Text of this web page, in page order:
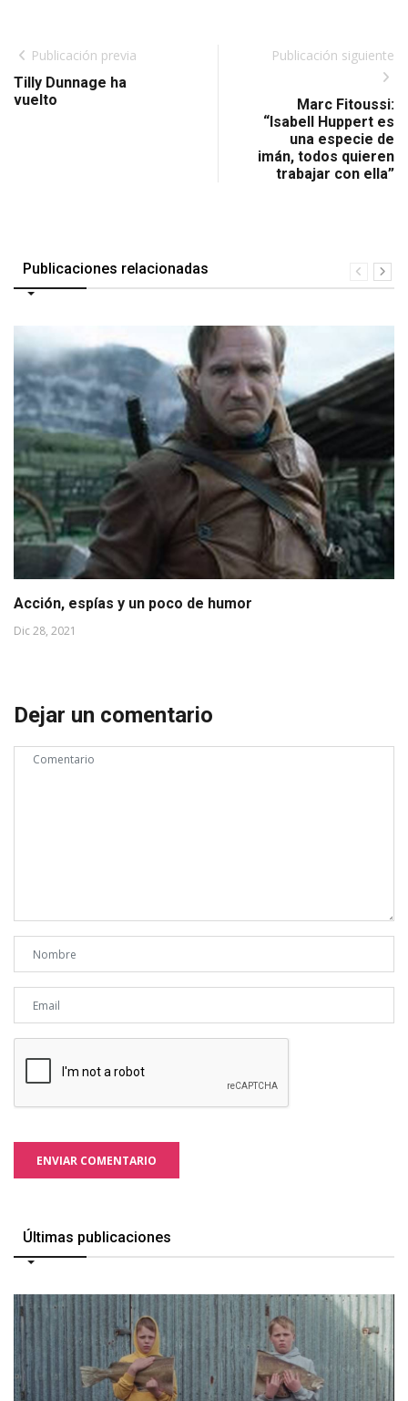
Publicación previa
Tilly Dunnage ha
vuelto
Publicación siguiente
Marc Fitoussi:
“Isabell Huppert es
una especie de
imán, todos quieren
trabajar con ella”
Publicaciones relacionadas
Acción, espías y un poco de humor
Dic 28, 2021
Dejar un comentario
ENVIAR COMENTARIO
Últimas publicaciones